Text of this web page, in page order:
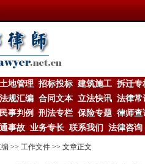
土地管理 招标投标 建筑施工 拆迁专
法规汇编 合同文本 立法快讯 法律常
民事判例 刑法专栏 保险专题 律师查
事故 业务专长 联系我们 法律咨询
>> 工作文件 >> 文章正文